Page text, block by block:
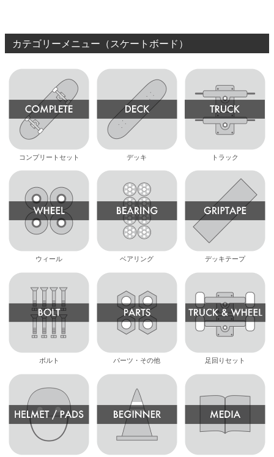
カテゴリーメニュー（スケートボード）
コンプリートセット デッキ トラック
ウィール ベアリング デッキテープ
ボルト パーツ・その他 足回りセット